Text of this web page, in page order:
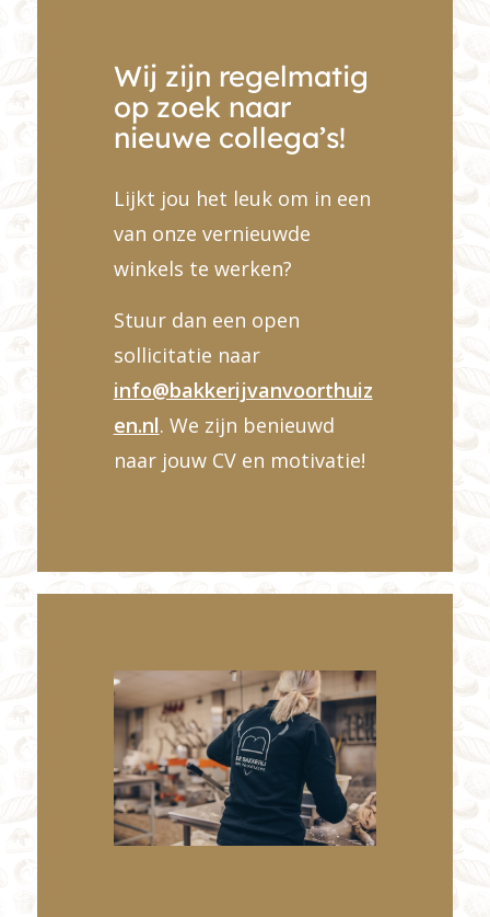
Wij zijn regelmatig
op zoek naar
nieuwe collega’s!
Lijkt jou het leuk om in een
van onze vernieuwde
winkels te werken?
Stuur dan een open
sollicitatie naar
info@bakkerijvanvoorthuiz
en.nl. We zijn benieuwd
naar jouw CV en motivatie!